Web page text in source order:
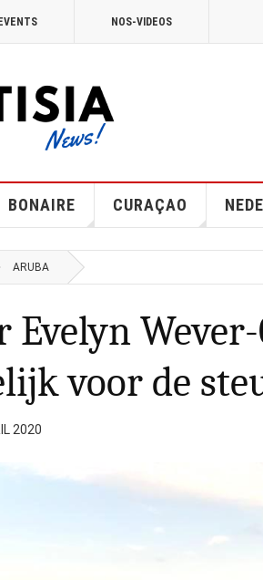
NOS-VIDEOS
BONAIRE CURAÇAO
ARUBA
Evelyn
voor de
2020